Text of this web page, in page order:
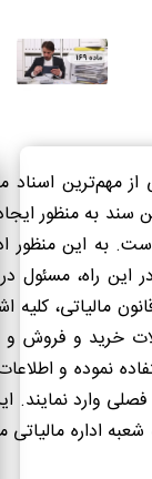
به منظور
به این منظور
این راه، مسئول
مالیاتی است. بنا بر تعریف ماده 95
خرید و فروش
نموده و
وارد
اداره